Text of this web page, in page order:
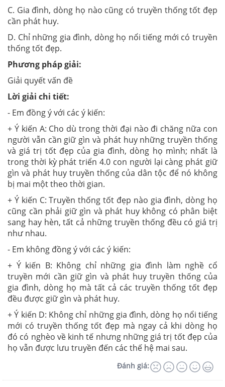
C. Gia đình, dòng họ nào cũng có truyền thống tốt đẹp
cần phát huy.
D. Chỉ những gia đình, dòng họ nổi tiếng mới có truyền
thống tốt đẹp.
Phương pháp giải:
Giải quyết vấn đề
Lời giải chi tiết:
- Em đồng ý với các ý kiến:
+ Ý kiến A: Cho dù trong thời đại nào đi chăng nữa con
người vẫn cần giữ gìn và phát huy những truyền thống
và giá trị tốt đẹp của gia đình, dòng họ mình; nhất là
trong thời kỳ phát triển 4.0 con người lại càng phát giữ
gìn và phát huy truyền thống của dân tộc để nó không
bị mai một theo thời gian.
+ Ý kiến C: Truyền thống tốt đẹp nào gia đình, dòng họ
cũng cần phải giữ gìn và phát huy không có phân biệt
sang hay hèn, tất cả những truyền thống đều có giá trị
như nhau.
- Em không đồng ý với các ý kiến:
+ Ý kiến B: Không chỉ những gia đình làm nghề cổ
truyền mới cần giữ gìn và phát huy truyền thống của
gia đình, dòng họ mà tất cả các truyền thống tốt đẹp
đều được giữ gìn và phát huy.
+ Ý kiến D: Không chỉ những gia đình, dòng họ nổi tiếng
mới có truyền thống tốt đẹp mà ngay cả khi dòng họ
đó có nghèo về kinh tế nhưng những giá trị tốt đẹp của
họ vẫn được lưu truyền đến các thế hệ mai sau.
Đánh giá: